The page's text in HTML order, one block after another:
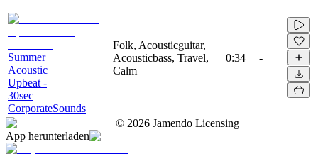
Summer
Acoustic
Upbeat -
30sec
CorporateSounds
Folk, Acousticguitar,
Acousticbass, Travel,
Calm
0:34 -
© 2026 Jamendo Licensing
App herunterladen